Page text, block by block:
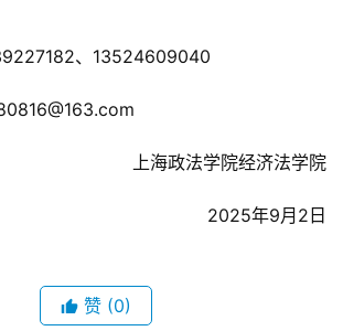
、13524609040
上海政法学院经济法学院
2025年9月2日
赞 (0)